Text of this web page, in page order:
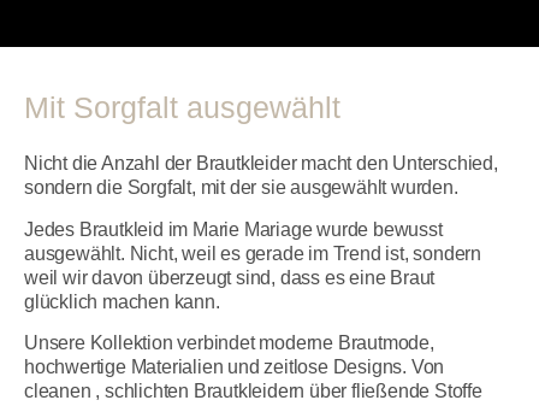
Mit Sorgfalt ausgewählt
Nicht die Anzahl der Brautkleider macht den Unterschied,
sondern die Sorgfalt, mit der sie ausgewählt wurden.
Jedes Brautkleid im Marie Mariage wurde bewusst
ausgewählt. Nicht, weil es gerade im Trend ist, sondern
weil wir davon überzeugt sind, dass es eine Braut
glücklich machen kann.
Unsere Kollektion verbindet moderne Brautmode,
hochwertige Materialien und zeitlose Designs. Von
cleanen , schlichten Brautkleidern über fließende Stoffe